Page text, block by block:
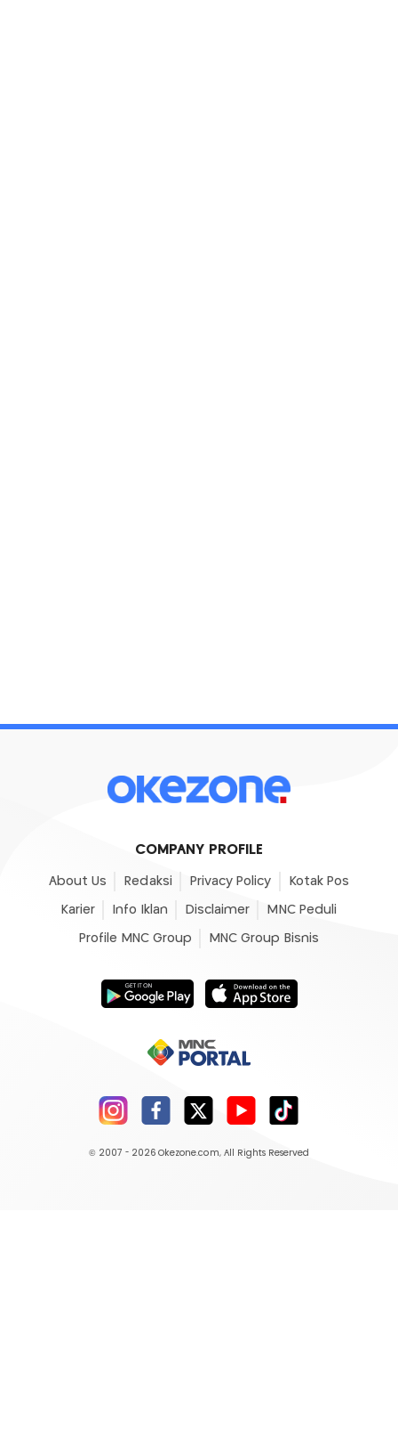
COMPANY PROFILE
About Us Redaksi Privacy Policy Kotak Pos
Karier Info Iklan Disclaimer MNC Peduli
Profile MNC Group MNC Group Bisnis
© 2007 - 2026 Okezone.com, All Rights Reserved